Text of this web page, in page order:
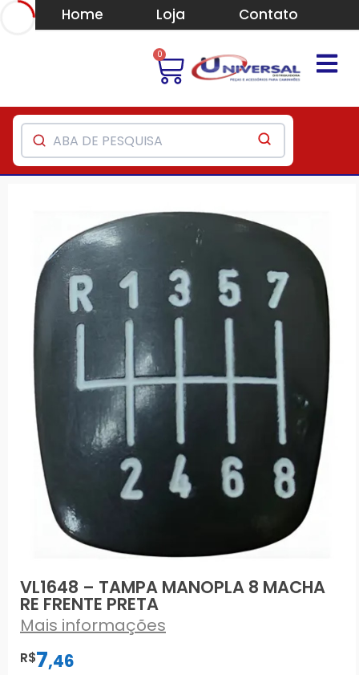
Home Loja Contato
0
VL1648 – TAMPA MANOPLA 8 MACHA
RE FRENTE PRETA
Mais informações
R$7,46